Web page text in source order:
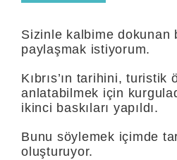
Sizinle kalbime dokunan
paylaşmak istiyorum.
Kıbrıs’ın tarihini, turistik
anlatabilmek için
ikinci baskıları yapıldı.
Bunu söylemek içimde
oluşturuyor.